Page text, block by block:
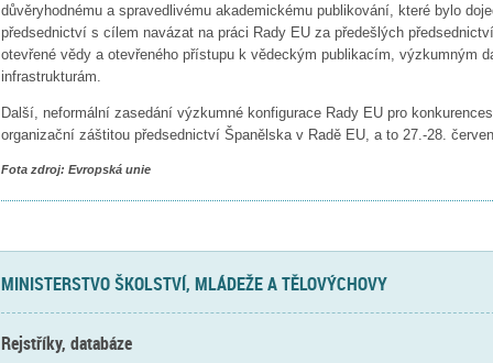
důvěryhodnému a spravedlivému akademickému publikování, které bylo
předsednictví s cílem navázat na práci Rady EU za předešlých
otevřené vědy a otevřeného přístupu k vědeckým publikacím, výzkumným
infrastrukturám.
Další, neformální zasedání výzkumné konfigurace Rady EU pro
organizační záštitou předsednictví Španělska v Radě EU, a to 27.-28.
Fota zdroj: Evropská unie
MINISTERSTVO ŠKOLSTVÍ, MLÁDEŽE A TĚLOVÝCHOVY
Rejstříky, databáze